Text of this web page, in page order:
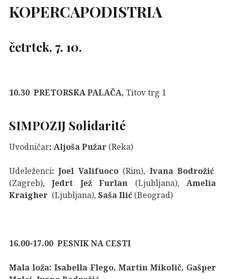
KOPERCAPODISTRIA
četrtek, 7. 10.
10.30 PRETORSKA PALAČA, Titov trg 1
SIMPOZIJ Solidarité
Uvodničar: Aljoša Pužar (Reka)
Udeleženci: Joel Valifuoco (Rim), Ivana Bodrožić
(Zagreb),Jedrt Jež Furlan (Ljubljana), Amelia
Kraigher (Ljubljana), Saša Ilić (Beograd)
16.00-17.00 PESNIK NA CESTI
Mala loža: Isabella Flego, Martin Mikolič, Gašper